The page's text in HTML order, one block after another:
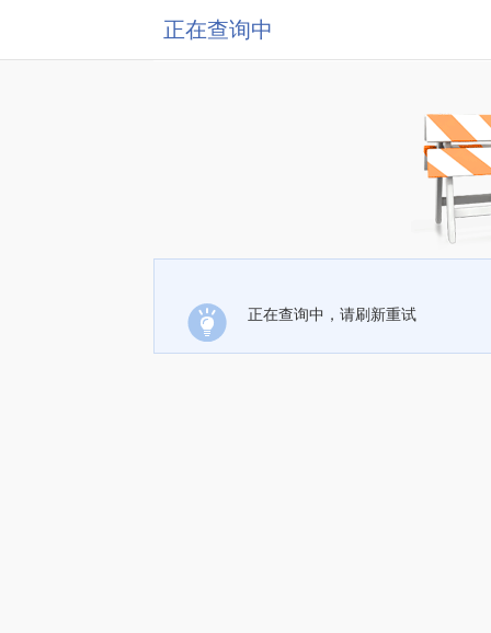
正在查询中
正在查询中，请刷新重试